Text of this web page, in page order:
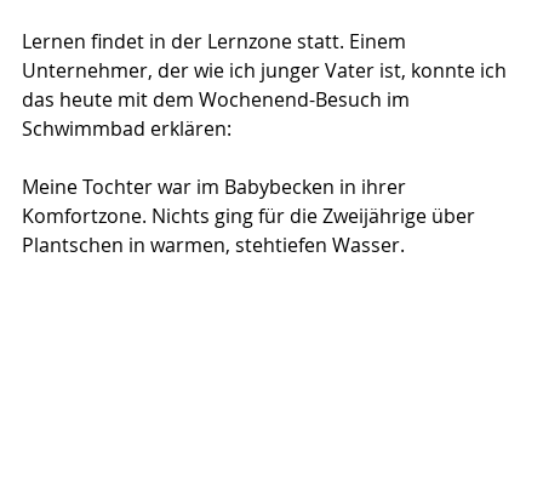
Lernen findet in der Lernzone statt. Einem
Unternehmer, der wie ich junger Vater ist, konnte ich
das heute mit dem Wochenend-Besuch im
Schwimmbad erklären:
Meine Tochter war im Babybecken in ihrer
Komfortzone. Nichts ging für die Zweijährige über
Plantschen in warmen, stehtiefen Wasser.